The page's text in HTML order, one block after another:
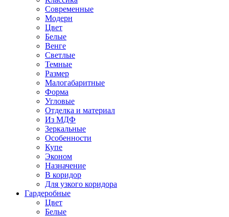
Современные
Модерн
Цвет
Белые
Венге
Светлые
Темные
Размер
Малогабаритные
Форма
Угловые
Отделка и материал
Из МДФ
Зеркальные
Особенности
Купе
Эконом
Назначение
В коридор
Для узкого коридора
Гардеробные
Цвет
Белые